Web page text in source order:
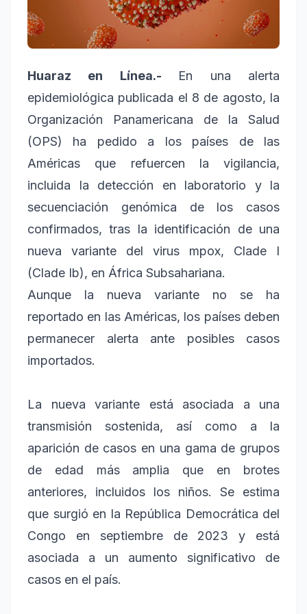
Huaraz en Línea.- En una alerta
epidemiológica publicada el 8 de agosto, la
Organización Panamericana de la Salud
(OPS) ha pedido a los países de las
Américas que refuercen la vigilancia,
incluida la detección en laboratorio y la
secuenciación genómica de los casos
confirmados, tras la identificación de una
nueva variante del virus mpox, Clade I
(Clade Ib), en África Subsahariana.
Aunque la nueva variante no se ha
reportado en las Américas, los países deben
permanecer alerta ante posibles casos
importados.
La nueva variante está asociada a una
transmisión sostenida, así como a la
aparición de casos en una gama de grupos
de edad más amplia que en brotes
anteriores, incluidos los niños. Se estima
que surgió en la República Democrática del
Congo en septiembre de 2023 y está
asociada a un aumento significativo de
casos en el país.